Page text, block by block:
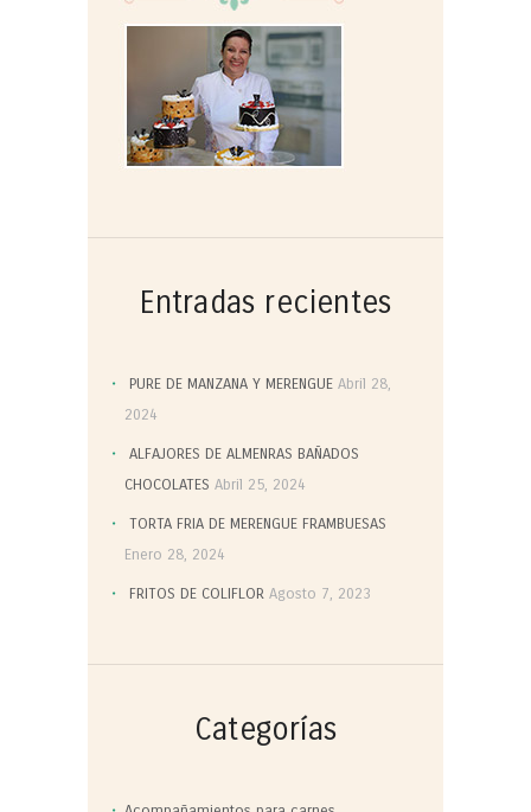
Entradas recientes
PURE DE MANZANA Y MERENGUE Abril 28,
2024
ALFAJORES DE ALMENRAS BAÑADOS
CHOCOLATES Abril 25, 2024
TORTA FRIA DE MERENGUE FRAMBUESAS
Enero 28, 2024
FRITOS DE COLIFLOR Agosto 7, 2023
Categorías